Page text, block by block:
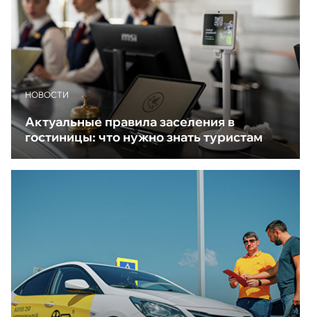
НОВОСТИ
Актуальные правила заселения в
гостиницы: что нужно знать туристам